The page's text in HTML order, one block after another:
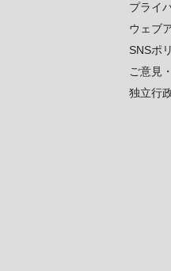
プライ
ウェブ
SNSポ
ご意見
独立行